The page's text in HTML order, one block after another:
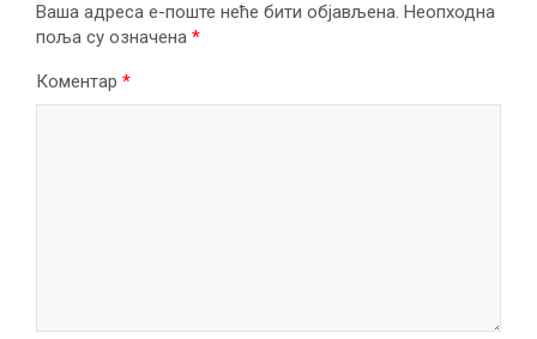
Ваша адреса е-поште неће бити објављена. Неопходна
поља су означена *
Коментар *